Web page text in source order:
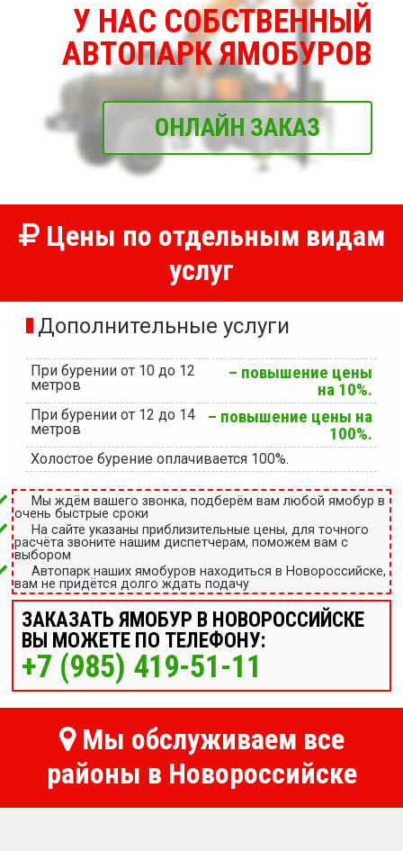
У НАС СОБСТВЕННЫЙ
АВТОПАРК ЯМОБУРОВ
ОНЛАЙН ЗАКАЗ
Цены по отдельным видам
услуг
Дополнительные услуги
При бурении от 10 до 12
метров
– повышение цены
на 10%.
При бурении от 12 до 14
метров
– повышение цены на
100%.
Холостое бурение оплачивается 100%.
Мы ждём вашего звонка, подберём вам любой ямобур в
очень быстрые сроки
На сайте указаны приблизительные цены, для точного
расчёта звоните нашим диспетчерам, поможем вам с
выбором
Автопарк наших ямобуров находиться в Новороссийске,
вам не придётся долго ждать подачу
ЗАКАЗАТЬ ЯМОБУР В НОВОРОССИЙСКЕ
ВЫ МОЖЕТЕ ПО ТЕЛЕФОНУ:
+7 (985) 419-51-11
Мы обслуживаем все
районы в Новороссийске